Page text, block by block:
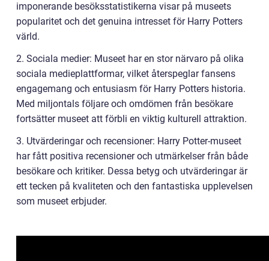
imponerande besöksstatistikerna visar på museets
popularitet och det genuina intresset för Harry Potters
värld.
2. Sociala medier: Museet har en stor närvaro på olika
sociala medieplattformar, vilket återspeglar fansens
engagemang och entusiasm för Harry Potters historia.
Med miljontals följare och omdömen från besökare
fortsätter museet att förbli en viktig kulturell attraktion.
3. Utvärderingar och recensioner: Harry Potter-museet
har fått positiva recensioner och utmärkelser från både
besökare och kritiker. Dessa betyg och utvärderingar är
ett tecken på kvaliteten och den fantastiska upplevelsen
som museet erbjuder.